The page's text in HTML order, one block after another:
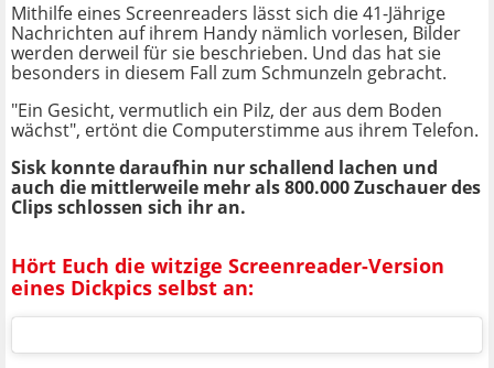
Mithilfe eines Screenreaders lässt sich die 41-Jährige
Nachrichten auf ihrem Handy nämlich vorlesen, Bilder
werden derweil für sie beschrieben. Und das hat sie
besonders in diesem Fall zum Schmunzeln gebracht.
"Ein Gesicht, vermutlich ein Pilz, der aus dem Boden
wächst", ertönt die Computerstimme aus ihrem Telefon.
Sisk konnte daraufhin nur schallend lachen und
auch die mittlerweile mehr als 800.000 Zuschauer des
Clips schlossen sich ihr an.
Hört Euch die witzige Screenreader-Version
eines Dickpics selbst an: